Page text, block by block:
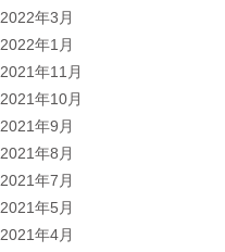
2022年3月
2022年1月
2021年11月
2021年10月
2021年9月
2021年8月
2021年7月
2021年5月
2021年4月